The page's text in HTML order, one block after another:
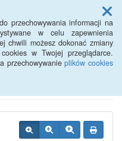
przechowywania informacji na
w celu zapewnienia
chwili możesz dokonać zmiany
w Twojej przeglądarce.
przechowywanieplików cookies
Menu